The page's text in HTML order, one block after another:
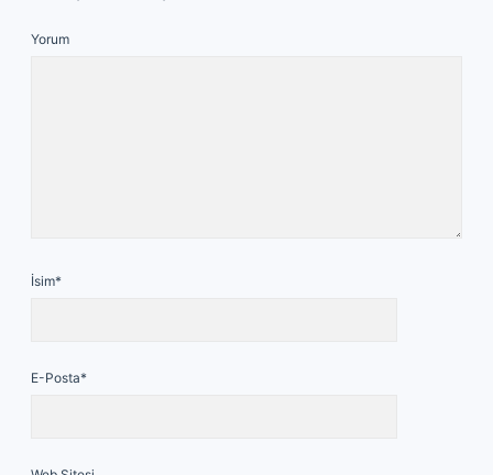
Yorum
İsim*
E-Posta*